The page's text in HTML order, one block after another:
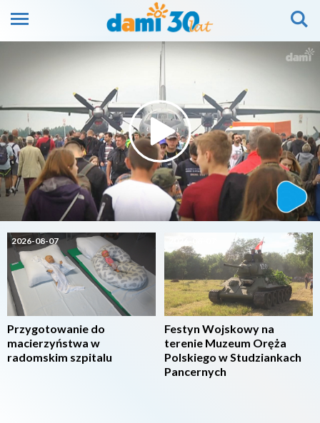
2026-08-07
Przygotowanie do
macierzyństwa w
radomskim szpitalu
Festyn Wojskowy na
terenie Muzeum Oręża
Polskiego w Studziankach
Pancernych